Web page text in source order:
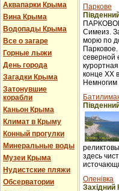
Аквапарки Крыма
Вина Крыма
Водопады Крыма
Все о загаре
Горные лыжи
День города
Загадки Крыма
Затонувшие
корабли
Каньон Крыма
Климат в Крыму
Конный прогулки
Минеральные воды
Музеи Крыма
Нудистские пляжи
Обсерватории
Паркове
ПАРКОВОЕ
Симеиз.
морю по
северной
конце XX
Немногим
здесь
Оленівка
Західний